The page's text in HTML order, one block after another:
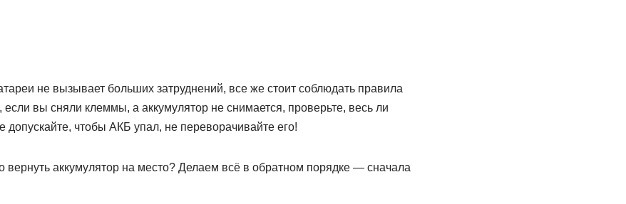
не вызывает больших затруднений, все же стоит соблюдать правила
вы сняли клеммы, а аккумулятор не снимается, проверьте, весь ли
допускайте, чтобы АКБ упал, не переворачивайте его!
вернуть аккумулятор на место? Делаем всё в обратном порядке — сначала